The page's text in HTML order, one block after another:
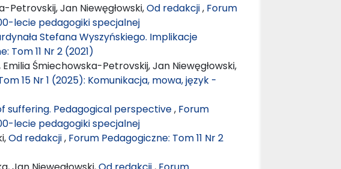
Petrovskij, Jan Niewęgłowski,Od redakcji, Forum
lecie pedagogiki specjalnej
Stefana Wyszyńskiego. Implikacje
Tom 11 Nr 2 (2021)
Śmiechowska-Petrovskij, Jan Niewęgłowski,
15 Nr 1 (2025): Komunikacja, mowa, język -
suffering. Pedagogical perspective, Forum
lecie pedagogiki specjalnej
Od redakcji, Forum Pedagogiczne: Tom 11 Nr 2